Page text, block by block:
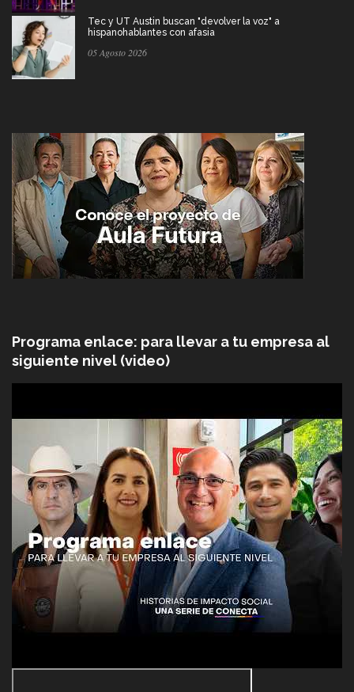
Tec y UT Austin buscan "devolver la voz" a
hispanohablantes con afasia
05 Agosto 2026
Programa enlace: para llevar a tu empresa al
siguiente nivel (video)